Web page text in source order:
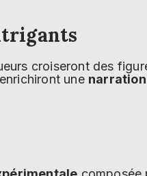
croiseront des
une